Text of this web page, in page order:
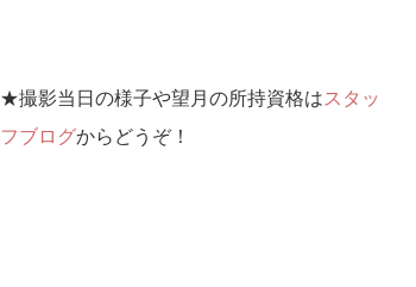
★撮影当日の様子や望月の所持資格はスタッ
フブログからどうぞ！